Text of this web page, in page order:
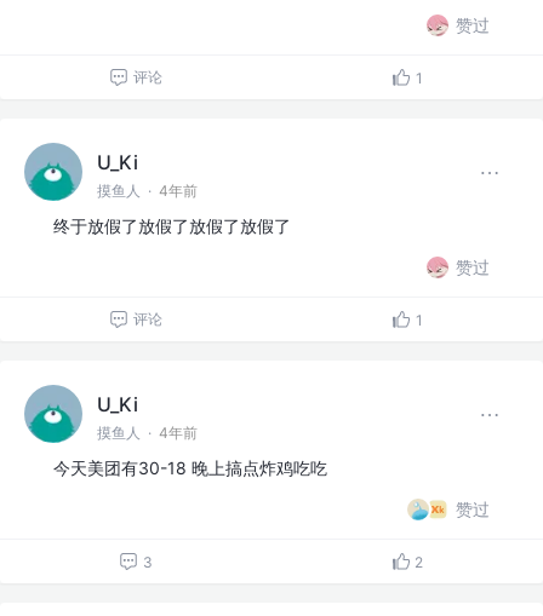
赞过
评论 1
U_Ki
摸鱼人 · 4年前
终于放假了放假了放假了放假了
赞过
评论 1
U_Ki
摸鱼人 · 4年前
今天美团有30-18 晚上搞点炸鸡吃吃
赞过
3 2